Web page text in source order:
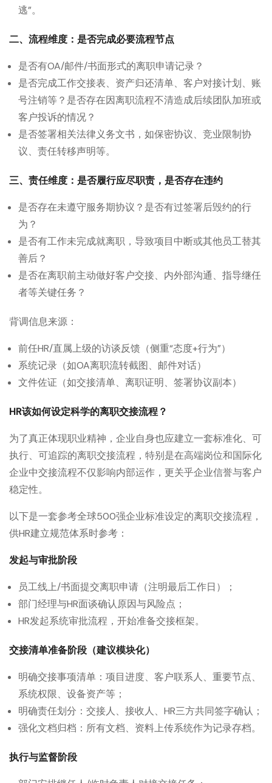
逃”。
二、流程维度：是否完成必要流程节点
是否有OA/邮件/书面形式的离职申请记录？
是否完成工作交接表、资产归还清单、客户对接计划、账
号注销等？是否存在因离职流程不清造成后续团队加班或
客户投诉的情况？
是否签署相关法律义务文书，如保密协议、竞业限制协
议、责任转移声明等。
三、责任维度：是否履行应尽职责，是否存在违约
是否存在未遵守服务期协议？是否有过签署后毁约的行
为？
是否有工作未完成就离职，导致项目中断或其他员工替其
善后？
是否在离职前主动做好客户交接、内外部沟通、指导继任
者等关键任务？
背调信息来源：
前任HR/直属上级的访谈反馈（侧重“态度+行为”）
系统记录（如OA离职流转截图、邮件对话）
文件佐证（如交接清单、离职证明、签署协议副本）
HR该如何设定科学的离职交接流程？
为了真正体现职业精神，企业自身也应建立一套标准化、可
执行、可追踪的离职交接流程，特别是在高端岗位和国际化
企业中交接流程不仅影响内部运作，更关乎企业信誉与客户
稳定性。
以下是一套参考全球500强企业标准设定的离职交接流程，
供HR建立规范体系时参考：
发起与审批阶段
员工线上/书面提交离职申请（注明最后工作日）；
部门经理与HR面谈确认原因与风险点；
HR发起系统审批流程，开始准备交接框架。
交接清单准备阶段（建议模块化）
明确交接事项清单：项目进度、客户联系人、重要节点、
系统权限、设备资产等；
明确责任划分：交接人、接收人、HR三方共同签字确认；
强化文档归档：所有文档、资料上传系统作为记录存档。
执行与监督阶段